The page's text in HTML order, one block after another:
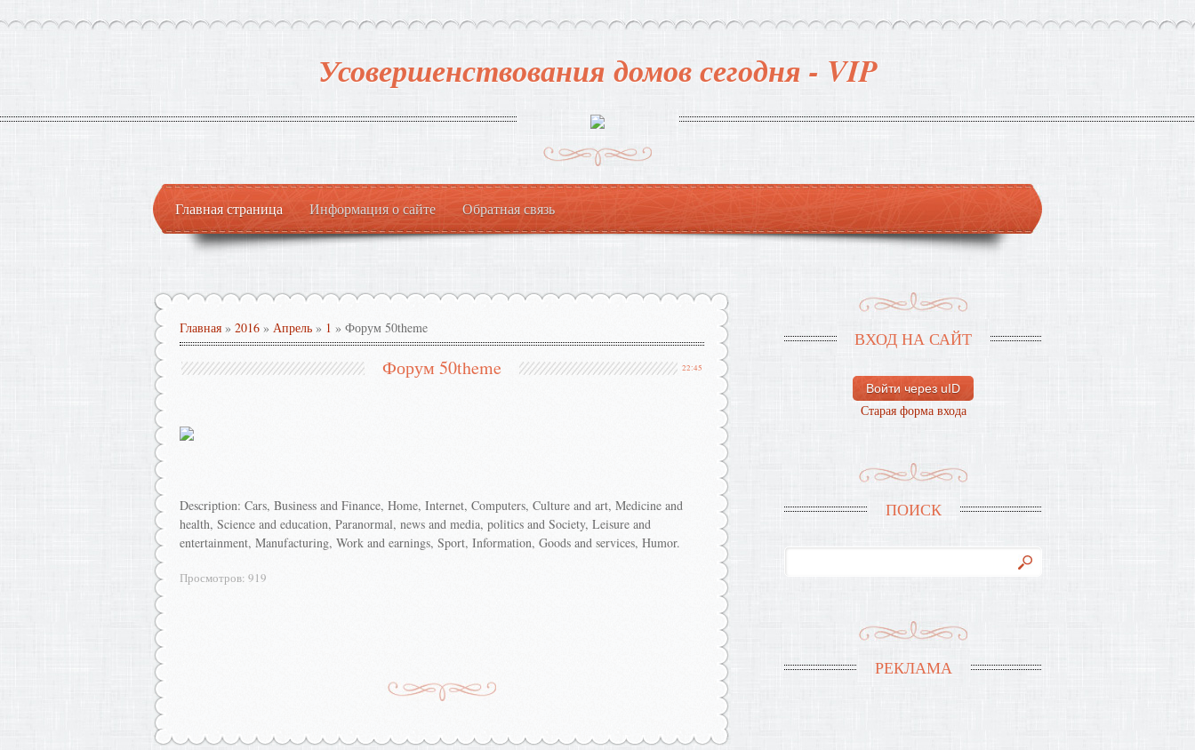
Усовершенствования домов сегодня - VIP
Главная страница Информация о сайте Обратная связь
Главная » 2016 » Апрель » 1 » Форум 50theme
22:45
Форум 50theme
Description: Cars, Business and Finance, Home, Internet, Computers, Culture and art, Medicine and
health, Science and education, Paranormal, news and media, politics and Society, Leisure and
entertainment, Manufacturing, Work and earnings, Sport, Information, Goods and services, Humor.
Просмотров: 919
ВХОД НА САЙТ
Войти через uID
Старая форма входа
ПОИСК
РЕКЛАМА